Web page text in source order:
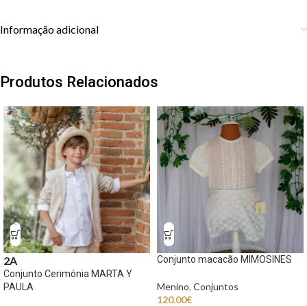
Informação adicional
Produtos Relacionados
2A
Conjunto Cerimónia MARTA Y
PAULA
Conjunto macacão MIMOSINES
Menino, Conjuntos
120.00€